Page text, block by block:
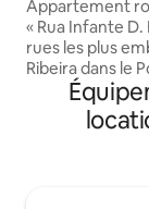
Appartement
« Rua Infante
rues les plus
Ribeira dans le
de paix idéal
exploré la ville,
pas être